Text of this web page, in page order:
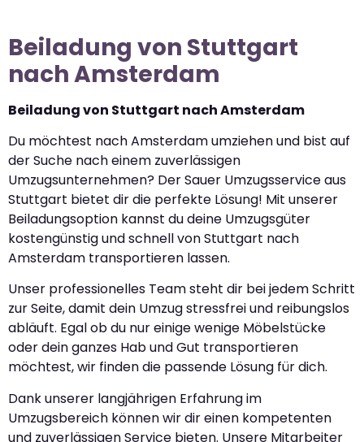
Beiladung von Stuttgart
nach Amsterdam
Beiladung von Stuttgart nach Amsterdam
Du möchtest nach Amsterdam umziehen und bist auf
der Suche nach einem zuverlässigen
Umzugsunternehmen? Der Sauer Umzugsservice aus
Stuttgart bietet dir die perfekte Lösung! Mit unserer
Beiladungsoption kannst du deine Umzugsgüter
kostengünstig und schnell von Stuttgart nach
Amsterdam transportieren lassen.
Unser professionelles Team steht dir bei jedem Schritt
zur Seite, damit dein Umzug stressfrei und reibungslos
abläuft. Egal ob du nur einige wenige Möbelstücke
oder dein ganzes Hab und Gut transportieren
möchtest, wir finden die passende Lösung für dich.
Dank unserer langjährigen Erfahrung im
Umzugsbereich können wir dir einen kompetenten
und zuverlässigen Service bieten. Unsere Mitarbeiter